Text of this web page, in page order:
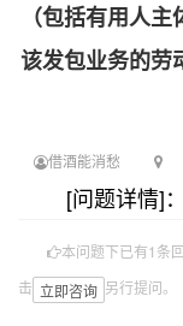
（包括有用人
该发包业务的劳
借酒能消愁
[问题详情]：
本问题下已有1条
击 立即咨询 另行提问。